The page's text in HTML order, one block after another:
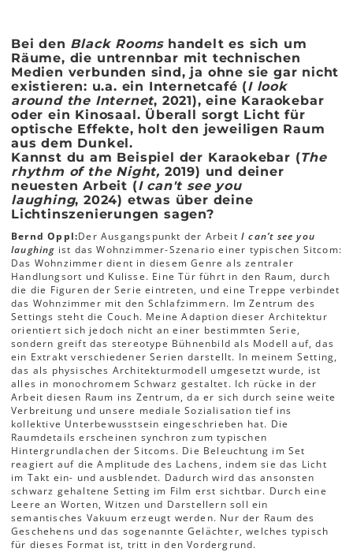
Bei den Black Roomshandelt es sich um
Räume, die untrennbar mit technischen
Medien verbunden sind, ja ohne sie gar nicht
existieren: u.a. ein Internetcafé (I look
around the Internet, 2021), eine Karaokebar
oder ein Kinosaal. Überall sorgt Licht für
optische Effekte, holt den jeweiligen Raum
aus dem Dunkel.
Kannst du am Beispiel der Karaokebar (The
rhythm of the Night, 2019) und deiner
neuesten Arbeit (I can't see you
laughing, 2024) etwas über deine
Lichtinszenierungen sagen?
Bernd Oppl:Der Ausgangspunkt der ArbeitI can’t see you
laughing ist das Wohnzimmer-Szenario einer typischen Sitcom:
Das Wohnzimmer dient in diesem Genre als zentraler
Handlungsort und Kulisse. Eine Tür führt in den Raum, durch
die die Figuren der Serie eintreten, und eine Treppe verbindet
das Wohnzimmer mit den Schlafzimmern. Im Zentrum des
Settings steht die Couch. Meine Adaption dieser Architektur
orientiert sich jedoch nicht an einer bestimmten Serie,
sondern greift das stereotype Bühnenbild als Modell auf, das
ein Extrakt verschiedener Serien darstellt. In meinem Setting,
das als physisches Architekturmodell umgesetzt wurde, ist
alles in monochromem Schwarz gestaltet. Ich rücke in der
Arbeit diesen Raum ins Zentrum, da er sich durch seine weite
Verbreitung und unsere mediale Sozialisation tief ins
kollektive Unterbewusstsein eingeschrieben hat. Die
Raumdetails erscheinen synchron zum typischen
Hintergrundlachen der Sitcoms. Die Beleuchtung im Set
reagiert auf die Amplitude des Lachens, indem sie das Licht
im Takt ein- und ausblendet. Dadurch wird das ansonsten
schwarz gehaltene Setting im Film erst sichtbar. Durch eine
Leere an Worten, Witzen und Darstellern soll ein
semantisches Vakuum erzeugt werden. Nur der Raum des
Geschehens und das sogenannte Gelächter, welches typisch
für dieses Format ist, tritt in den Vordergrund.